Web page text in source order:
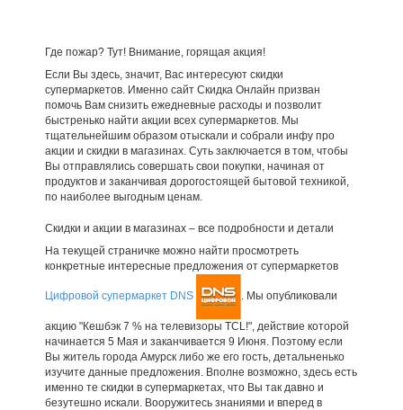
Где пожар? Тут! Внимание, горящая акция!
Если Вы здесь, значит, Вас интересуют скидки
супермаркетов. Именно сайт Скидка Онлайн призван
помочь Вам снизить ежедневные расходы и позволит
быстренько найти акции всех супермаркетов. Мы
тщательнейшим образом отыскали и собрали инфу про
акции и скидки в магазинах. Суть заключается в том, чтобы
Вы отправлялись совершать свои покупки, начиная от
продуктов и заканчивая дорогостоящей бытовой техникой,
по наиболее выгодным ценам.
Скидки и акции в магазинах – все подробности и детали
На текущей страничке можно найти просмотреть
конкретные интересные предложения от супермаркетов
Цифровой супермаркет DNS . Мы опубликовали
акцию "Кешбэк 7 % на телевизоры TCL!", действие которой
начинается 5 Мая и заканчивается 9 Июня. Поэтому если
Вы житель города Амурск либо же его гость, детальненько
изучите данные предложения. Вполне возможно, здесь есть
именно те скидки в супермаркетах, что Вы так давно и
безутешно искали. Вооружитесь знаниями и вперед в